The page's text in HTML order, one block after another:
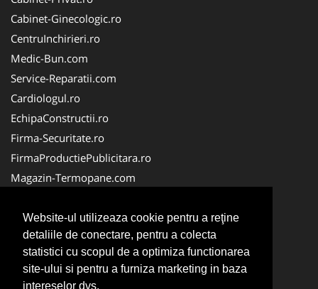
Website-ul utilizeaza cookie pentru a reţine
detaliile de conectare, pentru a colecta
statistici cu scopul de a optimiza functionarea
site-ului si pentru a furniza marketing in baza
intereselor dvs.
Cabinet-Ginecologic.ro
CentruInchirieri.ro
Medic-Bun.com
Service-Reparatii.com
Cardiologul.ro
EchipaConstructii.ro
Firma-Securitate.ro
FirmaProductiePublicitara.ro
Magazin-Termopane.com
CramaVinuri.ro
FirmaTractariAuto.ro
InstalatiiSolare.com
Pescaresc.ro